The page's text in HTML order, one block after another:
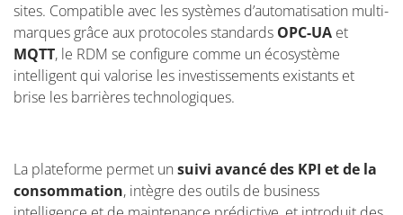
sites. Compatible avec les systèmes d’automatisation multi-
marques grâce aux protocoles standards OPC-UA et
MQTT, le RDM se configure comme un écosystème
intelligent qui valorise les investissements existants et
brise les barrières technologiques.
La plateforme permet un suivi avancé des KPI et de la
consommation, intègre des outils de business